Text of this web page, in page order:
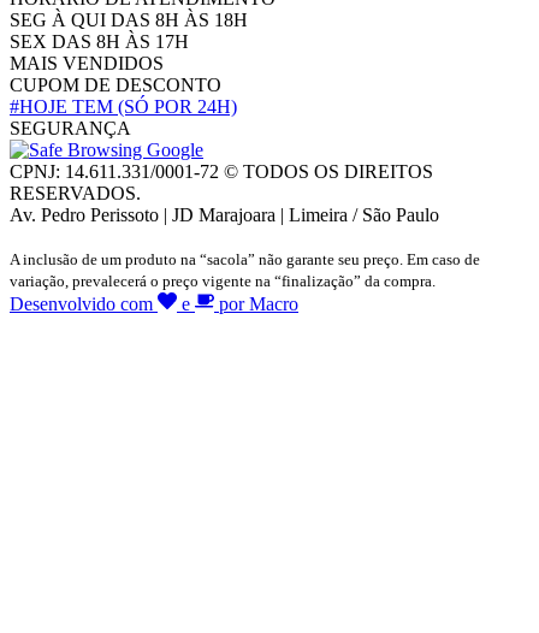
SEG À QUI DAS 8H ÀS 18H
SEX DAS 8H ÀS 17H
MAIS VENDIDOS
CUPOM DE DESCONTO
#HOJE TEM (SÓ POR 24H)
SEGURANÇA
CPNJ: 14.611.331/0001-72 © TODOS OS DIREITOS
RESERVADOS.
Av. Pedro Perissoto | JD Marajoara | Limeira / São Paulo
A inclusão de um produto na “sacola” não garante seu preço. Em caso de
variação, prevalecerá o preço vigente na “finalização” da compra.
Desenvolvido com e por Macro